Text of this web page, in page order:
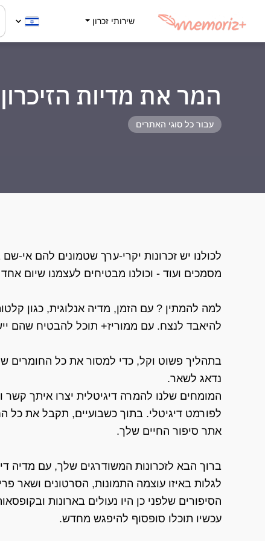
שירותי זכרון
המר את מדיות
עבור כל סוגי האתרים
לכולנו יש זכרונות יקרי-ערך שטמונים להם אי-
מסמכים ועוד - וכולנו מבטיחים לעצמנו שיום
למה להמתין ? עם הזמן, מדיה אנלוגית, כגון
להיאבד לנצח. עם ממוריז+ תוכל להבטיח שהם
בתהליך פשוט וקל, כדי למסור את כל החומרים
נדאג לשאר.
המומחים שלנו להמרה דיגיטלית יצרו איתך
לפורמט דיגיטלי. בתוך כשבועיים, תקבל את כל
אתר סיפור החיים שלך.
ברוך הבא לזכרונות המשודרגים שלך, עם מדיה
לגלות באיזו עוצמה התמונות, הסרטונים ושאר
הסיפורים שלפני כן היו נעולים בארונות
עכשיו תוכלו סופסוף להיפגש מחדש.